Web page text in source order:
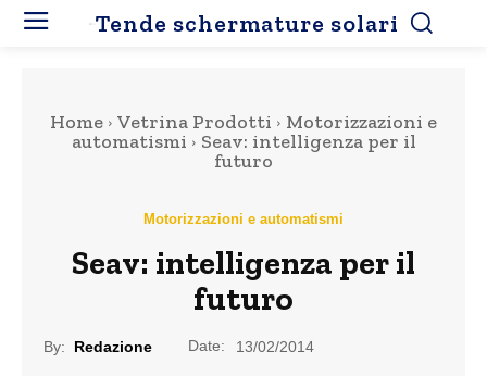
Tende schermature solari
Home Vetrina Prodotti
Motorizzazioni e
automatismi
Seav: intelligenza per il
futuro
Motorizzazioni e automatismi
Seav: intelligenza per il
futuro
By: Redazione Date: 13/02/2014